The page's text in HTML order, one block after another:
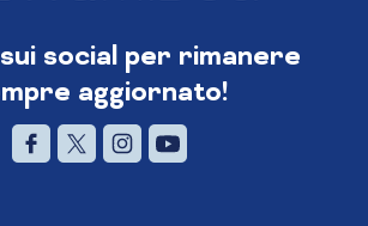
social per rimanere
aggiornato!